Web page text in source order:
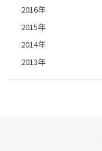
2016年
2015年
2014年
2013年